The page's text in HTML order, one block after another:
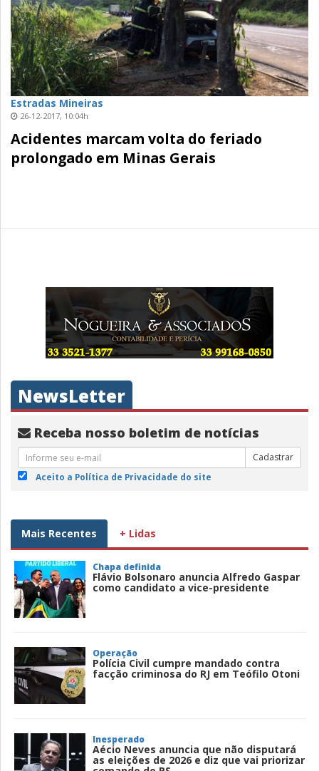
Estradas Mineiras
26-12-2017, 10:04h
Acidentes marcam volta do feriado
prolongado em Minas Gerais
NewsLetter
Receba nosso boletim de notícias
Cadastrar
Aceito a Política de Privacidade do site
Mais Recentes + Lidas
Chapa definida
Flávio Bolsonaro anuncia Alfredo Gaspar
como candidato a vice-presidente
Operação
Polícia Civil cumpre mandado contra
facção criminosa do RJ em Teófilo Otoni
Inesperado
Aécio Neves anuncia que não disputará
as eleições de 2026 e diz que vai priorizar